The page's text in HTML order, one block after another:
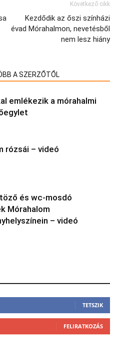
Következő cikk
Kezdődik az őszi színházi
évad Mórahalmon, nevetésből
nem lesz hiány
A SZERZŐTŐL
emlékezik a mórahalmi
rózsái – videó
és wc-mosdó
Mórahalom
– videó
TETSZIK
FELIRATKOZÁS